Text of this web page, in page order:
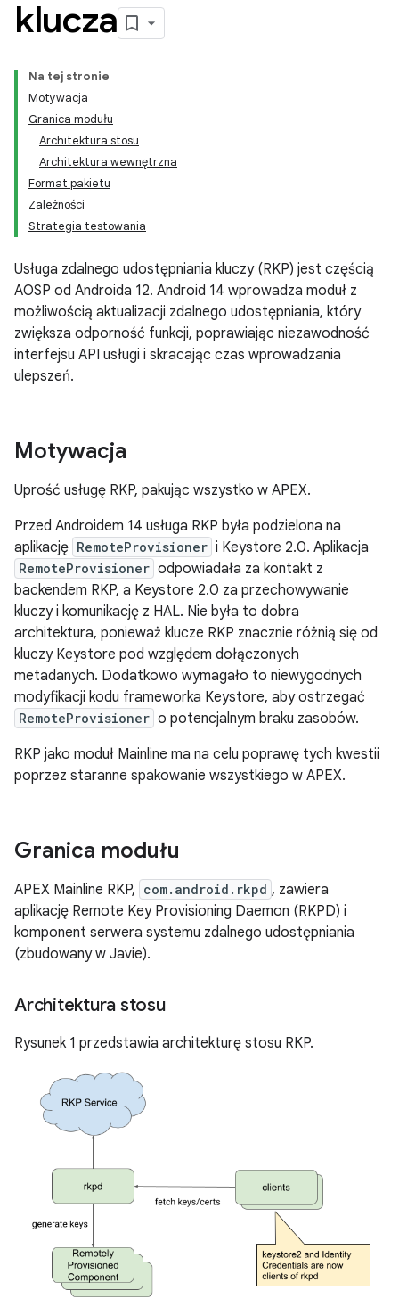
klucza
Na tej stronie
Motywacja
Granica modułu
Architektura stosu
Architektura wewnętrzna
Format pakietu
Zależności
Strategia testowania
Usługa zdalnego udostępniania kluczy (RKP) jest częścią
AOSP od Androida 12. Android 14 wprowadza moduł z
możliwością aktualizacji zdalnego udostępniania, który
zwiększa odporność funkcji, poprawiając niezawodność
interfejsu API usługi i skracając czas wprowadzania
ulepszeń.
Motywacja
Uprość usługę RKP, pakując wszystko w APEX.
Przed Androidem 14 usługa RKP była podzielona na
aplikację RemoteProvisioner i Keystore 2.0. Aplikacja
RemoteProvisioner odpowiadała za kontakt z
backendem RKP, a Keystore 2.0 za przechowywanie
kluczy i komunikację z HAL. Nie była to dobra
architektura, ponieważ klucze RKP znacznie różnią się od
kluczy Keystore pod względem dołączonych
metadanych. Dodatkowo wymagało to niewygodnych
modyfikacji kodu frameworka Keystore, aby ostrzegać
RemoteProvisioner o potencjalnym braku zasobów.
RKP jako moduł Mainline ma na celu poprawę tych kwestii
poprzez staranne spakowanie wszystkiego w APEX.
Granica modułu
APEX Mainline RKP, com.android.rkpd , zawiera
aplikację Remote Key Provisioning Daemon (RKPD) i
komponent serwera systemu zdalnego udostępniania
(zbudowany w Javie).
Architektura stosu
Rysunek 1 przedstawia architekturę stosu RKP.